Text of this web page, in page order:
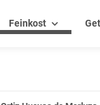
Feinkost